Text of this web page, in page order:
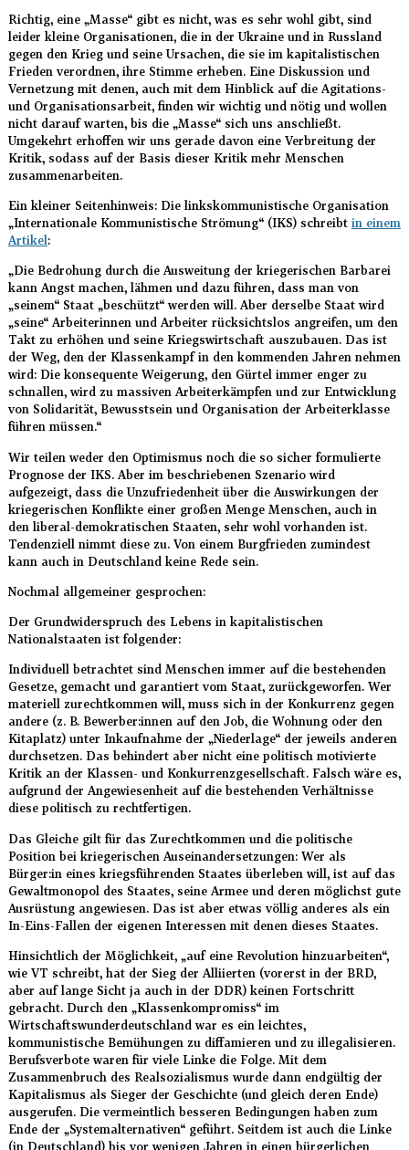
Richtig, eine „Masse“ gibt es nicht, was es sehr wohl gibt, sind
leider kleine Organisationen, die in der Ukraine und in Russland
gegen den Krieg und seine Ursachen, die sie im kapitalistischen
Frieden verordnen, ihre Stimme erheben. Eine Diskussion und
Vernetzung mit denen, auch mit dem Hinblick auf die Agitations-
und Organisationsarbeit, finden wir wichtig und nötig und wollen
nicht darauf warten, bis die „Masse“ sich uns anschließt.
Umgekehrt erhoffen wir uns gerade davon eine Verbreitung der
Kritik, sodass auf der Basis dieser Kritik mehr Menschen
zusammenarbeiten.
Ein kleiner Seitenhinweis: Die linkskommunistische Organisation
„Internationale Kommunistische Strömung“ (IKS) schreibt in einem
Artikel:
„Die Bedrohung durch die Ausweitung der kriegerischen Barbarei
kann Angst machen, lähmen und dazu führen, dass man von
„seinem“ Staat „beschützt“ werden will. Aber derselbe Staat wird
„seine“ Arbeiterinnen und Arbeiter rücksichtslos angreifen, um den
Takt zu erhöhen und seine Kriegswirtschaft auszubauen. Das ist
der Weg, den der Klassenkampf in den kommenden Jahren nehmen
wird: Die konsequente Weigerung, den Gürtel immer enger zu
schnallen, wird zu massiven Arbeiterkämpfen und zur Entwicklung
von Solidarität, Bewusstsein und Organisation der Arbeiterklasse
führen müssen.“
Wir teilen weder den Optimismus noch die so sicher formulierte
Prognose der IKS. Aber im beschriebenen Szenario wird
aufgezeigt, dass die Unzufriedenheit über die Auswirkungen der
kriegerischen Konflikte einer großen Menge Menschen, auch in
den liberal-demokratischen Staaten, sehr wohl vorhanden ist.
Tendenziell nimmt diese zu. Von einem Burgfrieden zumindest
kann auch in Deutschland keine Rede sein.
Nochmal allgemeiner gesprochen:
Der Grundwiderspruch des Lebens in kapitalistischen
Nationalstaaten ist folgender:
Individuell betrachtet sind Menschen immer auf die bestehenden
Gesetze, gemacht und garantiert vom Staat, zurückgeworfen. Wer
materiell zurechtkommen will, muss sich in der Konkurrenz gegen
andere (z. B. Bewerber:innen auf den Job, die Wohnung oder den
Kitaplatz) unter Inkaufnahme der „Niederlage“ der jeweils anderen
durchsetzen. Das behindert aber nicht eine politisch motivierte
Kritik an der Klassen- und Konkurrenzgesellschaft. Falsch wäre es,
aufgrund der Angewiesenheit auf die bestehenden Verhältnisse
diese politisch zu rechtfertigen.
Das Gleiche gilt für das Zurechtkommen und die politische
Position bei kriegerischen Auseinandersetzungen: Wer als
Bürger:in eines kriegsführenden Staates überleben will, ist auf das
Gewaltmonopol des Staates, seine Armee und deren möglichst gute
Ausrüstung angewiesen. Das ist aber etwas völlig anderes als ein
In-Eins-Fallen der eigenen Interessen mit denen dieses Staates.
Hinsichtlich der Möglichkeit, „auf eine Revolution hinzuarbeiten“,
wie VT schreibt, hat der Sieg der Alliierten (vorerst in der BRD,
aber auf lange Sicht ja auch in der DDR) keinen Fortschritt
gebracht. Durch den „Klassenkompromiss“ im
Wirtschaftswunderdeutschland war es ein leichtes,
kommunistische Bemühungen zu diffamieren und zu illegalisieren.
Berufsverbote waren für viele Linke die Folge. Mit dem
Zusammenbruch des Realsozialismus wurde dann endgültig der
Kapitalismus als Sieger der Geschichte (und gleich deren Ende)
ausgerufen. Die vermeintlich besseren Bedingungen haben zum
Ende der „Systemalternativen“ geführt. Seitdem ist auch die Linke
(in Deutschland) bis vor wenigen Jahren in einen bürgerlichen